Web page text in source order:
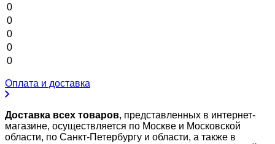
0
0
0
0
0
Оплата и доставка
Доставка всех товаров, представленных в интернет-
магазине, осуществляется по Москве и Московской
области, по Санкт-Петербургу и области, а также в